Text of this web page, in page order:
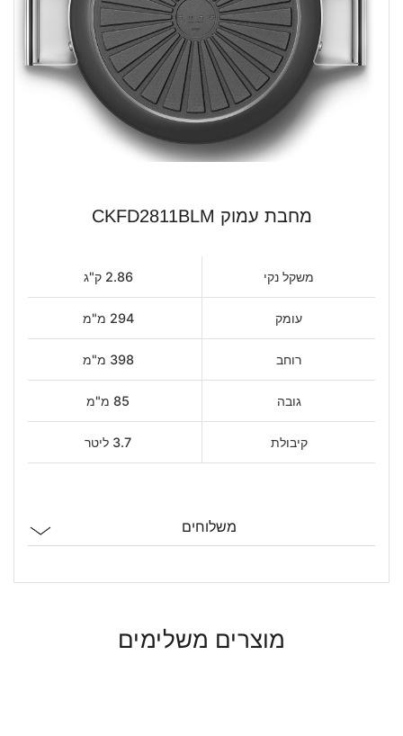
מחבת עמוק CKFD2811BLM
משקל נקי 2.86 ק"ג
עומק 294 מ"מ
רוחב 398 מ"מ
גובה 85 מ"מ
קיבולת 3.7 ליטר
משלוחים
מוצרים משלימים